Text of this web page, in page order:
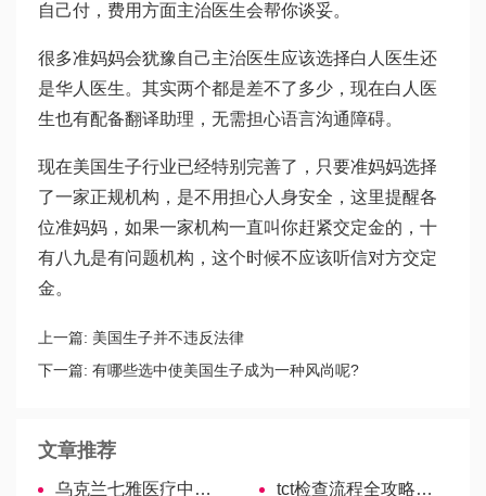
自己付，费用方面主治医生会帮你谈妥。
很多准妈妈会犹豫自己主治医生应该选择白人医生还
是华人医生。其实两个都是差不了多少，现在白人医
生也有配备翻译助理，无需担心语言沟通障碍。
现在美国生子行业已经特别完善了，只要准妈妈选择
了一家正规机构，是不用担心人身安全，这里提醒各
位准妈妈，如果一家机构一直叫你赶紧交定金的，十
有八九是有问题机构，这个时候不应该听信对方交定
金。
上一篇: 美国生子并不违反法律
下一篇: 有哪些选中使美国生子成为一种风尚呢?
文章推荐
乌克兰七雅医疗中心—成功率超高的诊所 tct检查流程全攻略，从预约到操作，步骤全在这！